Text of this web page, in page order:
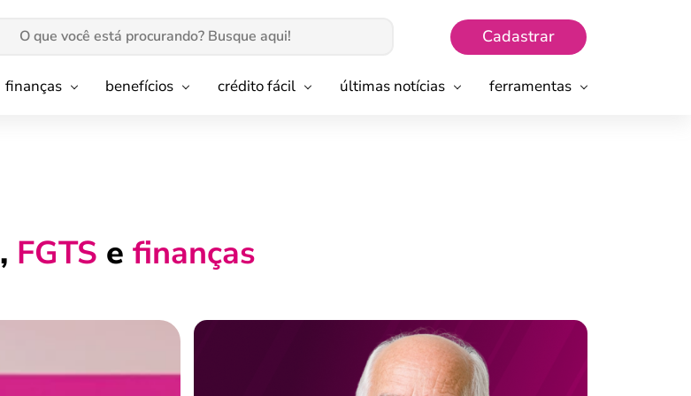
Cadastrar
finanças benefícios crédito fácil últimas notícias ferramentas
, FGTS e finanças